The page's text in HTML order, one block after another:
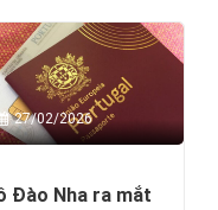
27/02/2026
Đào Nha ra mắt